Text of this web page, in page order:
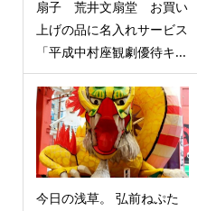
扇子 荒井文扇堂 お買い
上げの品に名入れサービス
「平成中村座観劇優待キ...
今日の浅草。 弘前ねぷた